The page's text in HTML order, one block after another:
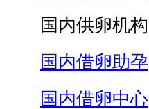
国内供卵机构
国内借卵助孕
国内借卵中心